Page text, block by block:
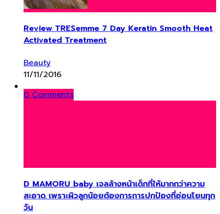
Review TRESemme 7 Day Keratin Smooth Heat
Activated Treatment
Beauty
11/11/2016
0 Comments
D MAMORU baby เจลล้างหน้าเด็กที่ให้มากกว่าความ
สะอาด เพราะผิวลูกน้อยต้องการการปกป้องที่อ่อนโยนทุก
วัน